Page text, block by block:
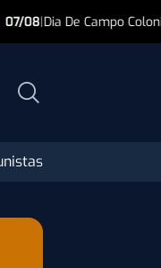
07/08|Leilão As Origens